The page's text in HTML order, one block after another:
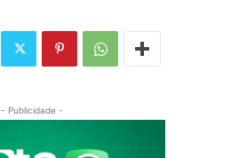
- Publicidade -